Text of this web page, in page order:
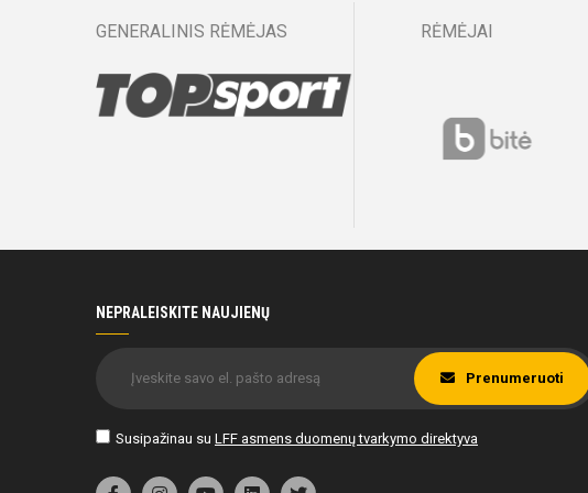
GENERALINIS RĖMĖJAS RĖMĖJAI
NEPRALEISKITE NAUJIENŲ
Susipažinau su LFF asmens duomenų tvarkymo direktyva
Prenumeruoti